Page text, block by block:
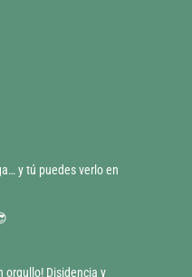
y tú puedes verlo en
orgullo! Disidencia y